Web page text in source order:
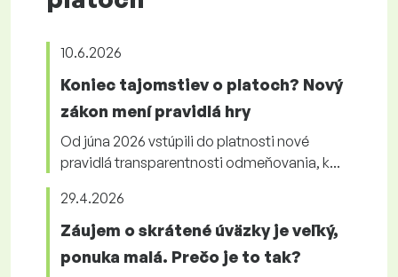
10.6.2026
Koniec tajomstiev o platoch? Nový
zákon mení pravidlá hry
Od júna 2026 vstúpili do platnosti nové
pravidlá transparentnosti odmeňovania, k...
29.4.2026
Záujem o skrátené úväzky je veľký,
ponuka malá. Prečo je to tak?